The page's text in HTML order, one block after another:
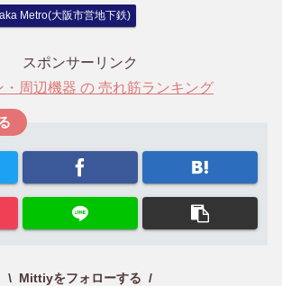
Metro(大阪市営地下鉄)
スポンサーリンク
・周辺機器 の 売れ筋ランキング
Mittiyをフォローする